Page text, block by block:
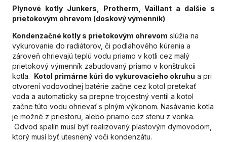
Plynové kotly Junkers, Protherm, Vaillant a dalšie s
prietokovým ohrevom (doskový výmenník)
Kondenzačné kotly s prietokovým ohrevom slúžia na
vykurovanie do radiátorov, či podlahového kúrenia a
zároveň ohrievajú teplú vodu priamo v kotli cez malý
prietokový výmenník zabudovaný priamo v konštrukcii
kotla. Kotol primárne kúri do vykurovacieho okruhu a pri
otvorení vodovodnej batérie začne cez kotol pretekať
voda a automaticky sa prepne trojcestný ventil a kotol
začne túto vodu ohrievať s plným výkonom. Nasávanie kotla
je možné z priestoru, alebo priamo cez stenu z vonka.
Odvod spalín musí byť realizovaný plastovým dymovodom,
ktorý musí byť utesnený voči kondenzátu.